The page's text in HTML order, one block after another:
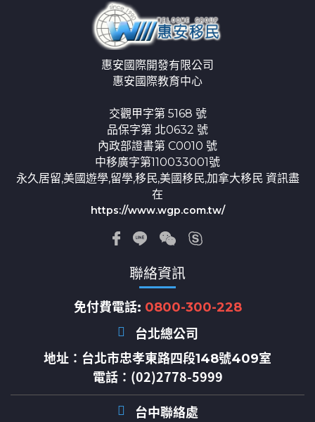
惠安國際開發有限公司
惠安國際教育中心
交觀甲字第 5168 號
品保字第 北0632 號
內政部證書第 C0010 號
中移廣字第110033001號
永久居留,美國遊學,留學,移民,美國移民,加拿大移民 資訊盡
在
https://www.wgp.com.tw/
聯絡資訊
免付費電話: 0800-300-228
台北總公司
地址： 台北市忠孝東路四段148號409室
電話：(02)2778-5999
台中聯絡處